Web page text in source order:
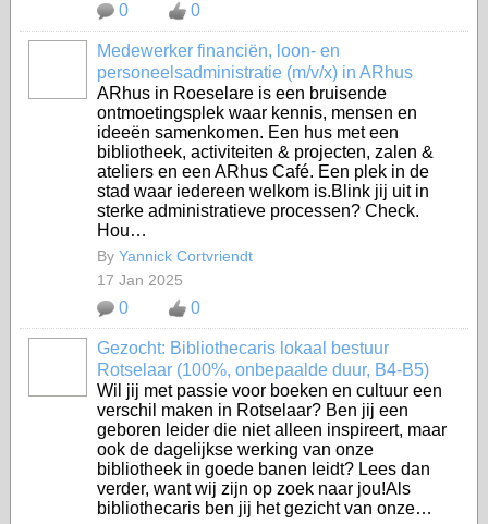
0 0
Medewerker financiën, loon- en
personeelsadministratie (m/v/x) in ARhus
ARhus in Roeselare is een bruisende
ontmoetingsplek waar kennis, mensen en
ideeën samenkomen. Een hus met een
bibliotheek, activiteiten & projecten, zalen &
ateliers en een ARhus Café. Een plek in de
stad waar iedereen welkom is.Blink jij uit in
sterke administratieve processen? Check.
Hou…
By Yannick Cortvriendt
17 Jan 2025
0 0
Gezocht: Bibliothecaris lokaal bestuur
Rotselaar (100%, onbepaalde duur, B4-B5)
Wil jij met passie voor boeken en cultuur een
verschil maken in Rotselaar? Ben jij een
geboren leider die niet alleen inspireert, maar
ook de dagelijkse werking van onze
bibliotheek in goede banen leidt? Lees dan
verder, want wij zijn op zoek naar jou!Als
bibliothecaris ben jij het gezicht van onze…